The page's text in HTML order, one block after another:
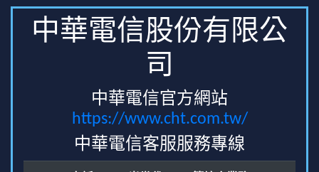
中華電信股份有限公
司
中華電信官方網站
https://www.cht.com.tw/
中華電信客服服務專線